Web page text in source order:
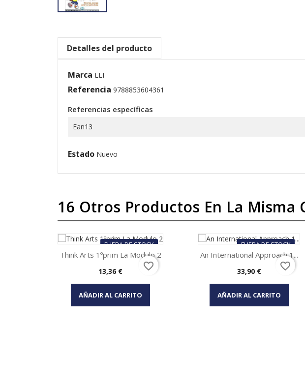
Detalles del producto
Marca ELI
Referencia 9788853604361
Referencias específicas
Ean13
Estado Nuevo
16 Otros Productos En La Misma
FUERA DE STOCK
Vista rápida
Think Arts 1ºprim La Modulo 2
Precio
13,36 €
AÑADIR AL CARRITO
favorite_border
FUERA DE STOCK
Vista rápida
An International Approach 1...
Precio
33,90 €
AÑADIR AL CARRITO
favorite_border